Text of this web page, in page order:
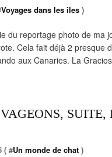
Voyages dans les iles )
du reportage photo de ma
Cela fait déjà 2 presque
aux Canaries. La
( #Un monde de chat )